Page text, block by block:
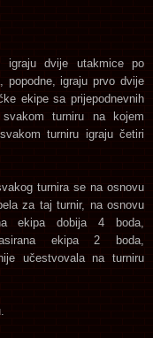
igraju dvije utakmice po
popodne, igraju prvo dvije
ekipe sa prijepodnevnih
turniru na kojem
turniru igraju četiri
turnira se na osnovu
za taj turnir, na osnovu
ekipa dobija 4 boda,
ekipa 2 boda,
učestvovala na turniru